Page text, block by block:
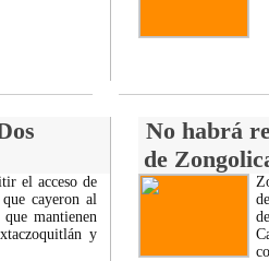
No habrá
de
el acceso de
cayeron al
mantienen
y